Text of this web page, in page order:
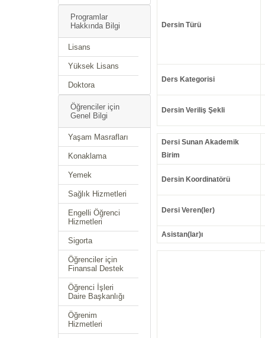
Programlar
Hakkında Bilgi
Lisans
Yüksek Lisans
Doktora
Öğrenciler için
Genel Bilgi
Yaşam Masrafları
Konaklama
Yemek
Sağlık Hizmetleri
Engelli Öğrenci
Hizmetleri
Sigorta
Öğrenciler için
Finansal Destek
Öğrenci İşleri
Daire Başkanlığı
Öğrenim
Hizmetleri
Dersin Türü
Ders Kategorisi
Dersin Veriliş Şekli
Dersi Sunan Akademik
Birim
Dersin Koordinatörü
Dersi Veren(ler)
Asistan(lar)ı